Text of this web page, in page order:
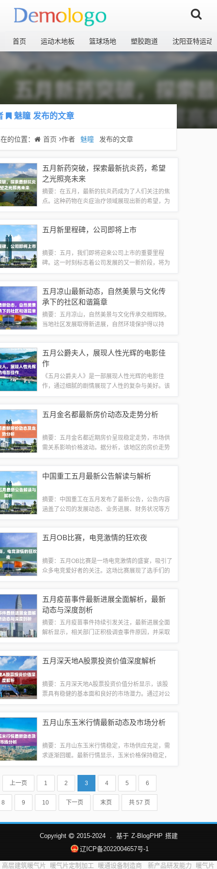
首页 运动木地板 篮球场地 塑胶跑道 沈阳亚特运动
魅瞳发布的文章
的位置： 首页 作者 魅瞳 发布的文章
五月新药突破，探索最新抗炎药，希望
之光照亮未来
摘要：在五月，最新的抗炎药成为了人们关注的焦
点。这种药物在炎症治疗领域展现出新的希望，为
提供了新的治疗选择。关于五月的新希望之光...
五月新里程碑，公司即将上市
摘要：五月，我们即将迎来公司上市的重要里程
碑。这一时刻标志着公司发展的又一新阶段，将为
来更多的福利和机遇。我们坚信，公司的未来更...
五月凉山最新动态，自然美景与文化传
承下的社区和谐篇章
摘要：五月凉山，自然美景与文化传承交相辉映。
当地社区发展取得新进展，自然环境保护得以持
信息。人们共同致力于保护这片美丽的土地，传...
五月公爵夫人，展现人性光辉的电影佳
作
《五月公爵夫人》是一部展现人性光辉的电影佳
作，通过细腻的剧情展现了人性的复杂与美好。该
象鲜明，情感真挚动人，是一部值得观看的佳作...
五月金名都最新房价动态及走势分析
摘要：五月金名都近期房价呈现稳定走势，市场供
需关系影响价格波动。据分析，该地区的房价走势
未来有望保持稳定增长。需要注意的是，房地...
中国重工五月最新公告解读与解析
摘要：中国重工在五月发布了最新公告，公告内容
涵盖了公司的发展动态、业务进展、财务状况等方
次公告体现了中国重工持续推动业务发展、提...
五月OB比赛，电竞激情的狂欢夜
摘要：五月OB比赛是一场电竞激情的盛宴，吸引了
众多电竞爱好者的关注。这场比赛展现了选手们的
及游戏或健康的相关信息或词汇。随着电子...
五月疫苗事件最新进展全面解析，最新
动态与深度剖析
摘要：五月疫苗事件持续引发关注，最新进展全面
解析显示，相关部门正积极调查事件原因，并采取
苗安全的信心逐渐恢复。专家提醒公众要理性对...
五月深天地A股票投资价值深度解析
摘要：五月深天地A股票投资价值分析显示，该股
票具有稳健的基本面和良好的市场潜力。通过对公
利能力。该股票所处的行业前景广阔，政策环...
五月山东玉米行情最新动态及市场分析
摘要：五月山东玉米行情稳定，市场供应充足，需
求逐渐回暖。最新行情显示，玉米价格保持稳定，
保持平稳态势，建议农民和商家密切关注市场动
态，做好销售与采购策略。本文仅分析玉米行情...
上一页 1 2 3 4 5 6
8 9 10 下一页 末页 共 57 页
Copyright 2015-2024 . 基于 Z-BlogPHP 搭建
辽ICP备2022004657号-1
高层建筑暖气片 暖气片定制加工 暖通设备制造商 新产品研发能力 暖气片